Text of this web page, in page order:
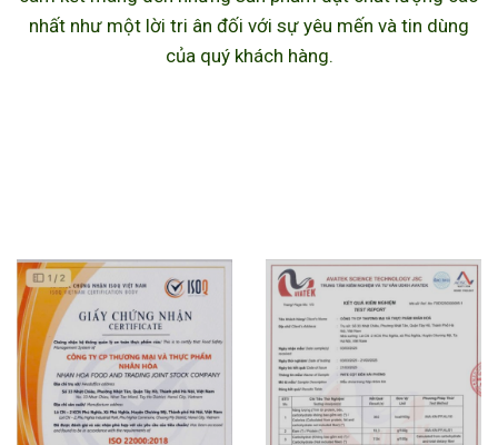
nhất như một lời tri ân đối với sự yêu mến và tin dùng
của quý khách hàng.